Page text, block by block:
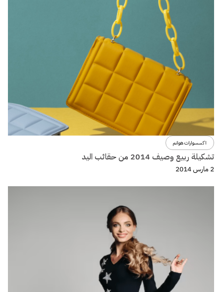
اكسسوارات هوانم
تشكيلة ربيع وصيف 2014 من حقائب اليد
2 مارس 2014